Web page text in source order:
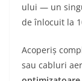
ului — un
de înlocuit la
Acoperiș
sau cabluri